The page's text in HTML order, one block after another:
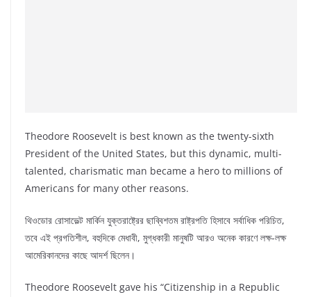
Theodore Roosevelt is best known as the twenty-sixth
President of the United States, but this dynamic, multi-
talented, charismatic man became a hero to millions of
Americans for many other reasons.
থিওডোর রোসাভেল্ট মার্কিন যুক্তরাষ্ট্রের ছাব্বিশতম রাষ্ট্রপতি হিসাবে সর্বাধিক পরিচিত,
তবে এই প্রগতিশীল, বহুদিকে মেধাবী, মুগ্ধকারী মানুষটি আরও অনেক কারণে লক্ষ-লক্ষ
আমেরিকানদের কাছে আদর্শ ছিলেন।
Theodore Roosevelt gave his “Citizenship in a Republic